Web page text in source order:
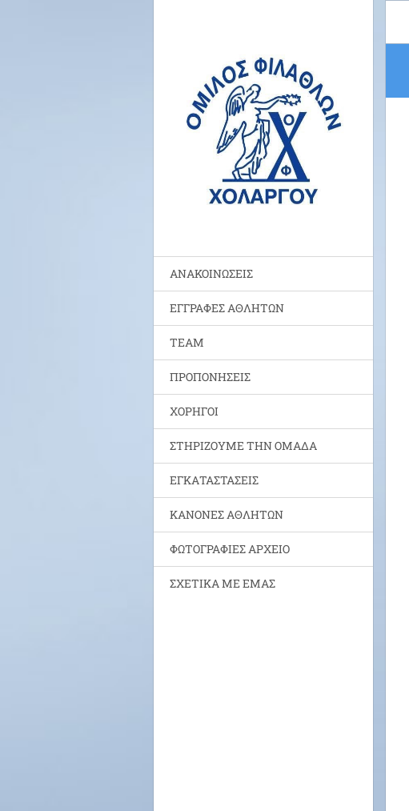
ΑΝΑΚΟΙΝΩΣΕΙΣ
ΕΓΓΡΑΦΕΣ ΑΘΛΗΤΩΝ
TEAM
ΠΡΟΠΟΝΗΣΕΙΣ
ΧΟΡΗΓΟΙ
ΣΤΗΡΙΖΟΥΜΕ ΤΗΝ ΟΜΑΔΑ
ΕΓΚΑΤΑΣΤΑΣΕΙΣ
ΚΑΝΟΝΕΣ ΑΘΛΗΤΩΝ
ΦΩΤΟΓΡΑΦΙΕΣ ΑΡΧΕΙΟ
ΣΧΕΤΙΚΑ ΜΕ ΕΜΑΣ